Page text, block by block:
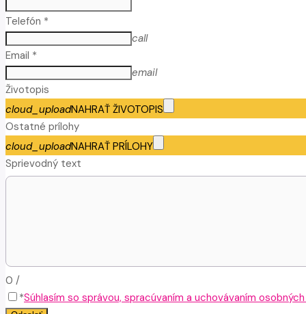
Telefón *
call
Email *
email
Životopis
cloud_uploadNAHRAŤ ŽIVOTOPIS
Ostatné prílohy
cloud_uploadNAHRAŤ PRÍLOHY
Sprievodný text
0 /
*Súhlasím so správou, spracúvaním a uchovávaním